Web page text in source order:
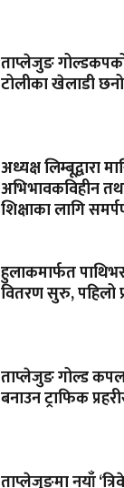
ताप्लेजुङ
टोलीका खेलाडी
अध्यक्ष लिम्बूद्वारा
अभिभावकविहीन
शिक्षाका लागि
हुलाकमार्फत
वितरण सुरु, पहिलो
ताप्लेजुङ गोल्ड
बनाउन ट्राफिक